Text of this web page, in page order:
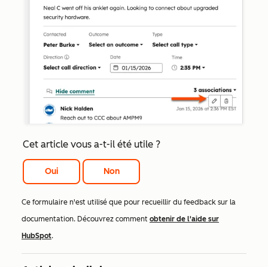
Cet article vous a-t-il été utile ?
Oui Non
Ce formulaire n'est utilisé que pour recueillir du feedback sur la
documentation. Découvrez comment obtenir de l'aide sur
HubSpot.